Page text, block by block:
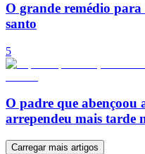
O grande remédio
santo
5
O padre que abençoou
arrependeu mais tarde
Carregar mais artigos